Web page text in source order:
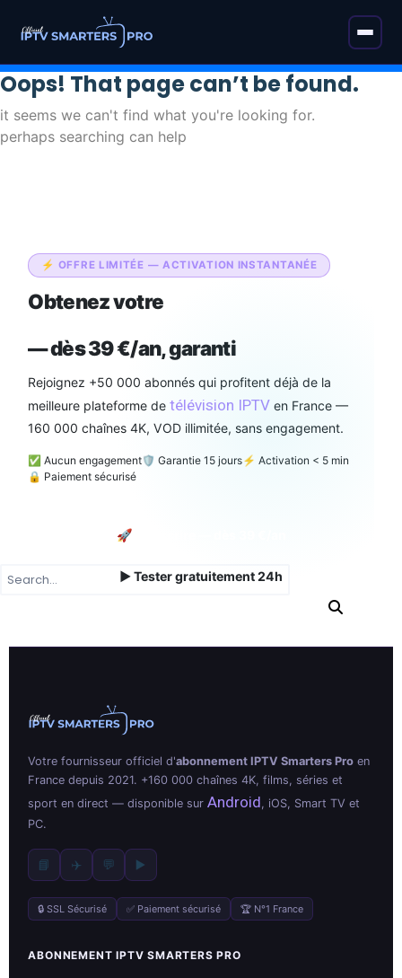
Oops! That page can’t be found.
it seems we can't find what you're looking for.
perhaps searching can help
⚡ OFFRE LIMITÉE — ACTIVATION INSTANTANÉE
Obtenez votre
— dès 39 €/an, garanti
Rejoignez +50 000 abonnés qui profitent déjà de la
meilleure plateforme detélévision IPTV en France —
160 000 chaînes 4K, VOD illimitée, sans engagement.
✅ Aucun engagement🛡️ Garantie 15 jours⚡ Activation < 5 min
🔒 Paiement sécurisé
🚀 Souscrire — dès 39 €/an
▶ Tester gratuitement 24h
Votre fournisseur officiel d'abonnement IPTV Smarters Pro en
France depuis 2021. +160 000 chaînes 4K, films, séries et
sport en direct — disponible surAndroid, iOS, Smart TV et
PC.
📘 ✈️ 💬 ▶️
🔒 SSL Sécurisé ✅ Paiement sécurisé 🏆 N°1 France
ABONNEMENT IPTV SMARTERS PRO